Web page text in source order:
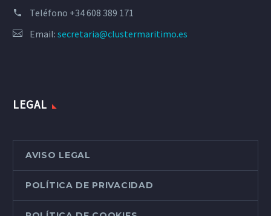
Teléfono +34 608 389 171
Email: secretaria@clustermaritimo.es
LEGAL
AVISO LEGAL
POLÍTICA DE PRIVACIDAD